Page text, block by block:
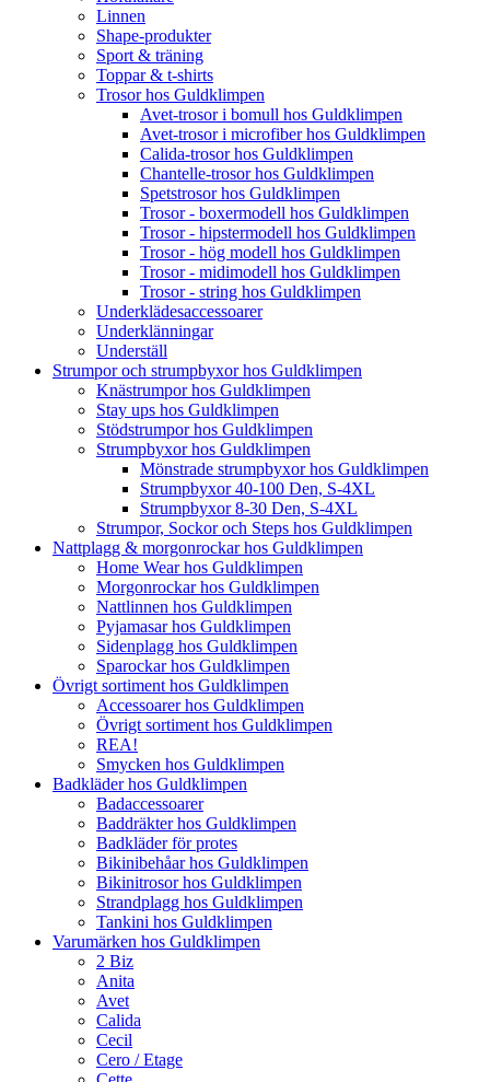
Linnen
Shape-produkter
Sport & träning
Toppar & t-shirts
Trosor hos Guldklimpen
Avet-trosor i bomull hos Guldklimpen
Avet-trosor i microfiber hos Guldklimpen
Calida-trosor hos Guldklimpen
Chantelle-trosor hos Guldklimpen
Spetstrosor hos Guldklimpen
Trosor - boxermodell hos Guldklimpen
Trosor - hipstermodell hos Guldklimpen
Trosor - hög modell hos Guldklimpen
Trosor - midimodell hos Guldklimpen
Trosor - string hos Guldklimpen
Underklädesaccessoarer
Underklänningar
Underställ
Strumpor och strumpbyxor hos Guldklimpen
Knästrumpor hos Guldklimpen
Stay ups hos Guldklimpen
Stödstrumpor hos Guldklimpen
Strumpbyxor hos Guldklimpen
Mönstrade strumpbyxor hos Guldklimpen
Strumpbyxor 40-100 Den, S-4XL
Strumpbyxor 8-30 Den, S-4XL
Strumpor, Sockor och Steps hos Guldklimpen
Nattplagg & morgonrockar hos Guldklimpen
Home Wear hos Guldklimpen
Morgonrockar hos Guldklimpen
Nattlinnen hos Guldklimpen
Pyjamasar hos Guldklimpen
Sidenplagg hos Guldklimpen
Sparockar hos Guldklimpen
Övrigt sortiment hos Guldklimpen
Accessoarer hos Guldklimpen
Övrigt sortiment hos Guldklimpen
REA!
Smycken hos Guldklimpen
Badkläder hos Guldklimpen
Badaccessoarer
Baddräkter hos Guldklimpen
Badkläder för protes
Bikinibehåar hos Guldklimpen
Bikinitrosor hos Guldklimpen
Strandplagg hos Guldklimpen
Tankini hos Guldklimpen
Varumärken hos Guldklimpen
2 Biz
Anita
Avet
Calida
Cecil
Cero / Etage